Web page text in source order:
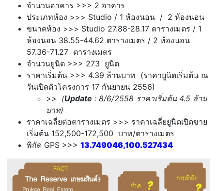
จำนวนอาคาร >>> 2 อาคาร
ประเภทห้อง >>> Studio / 1 ห้องนอน / 2 ห้องนอน
ขนาดห้อง >>> Studio 27.88-28.17 ตารางเมตร / 1
ห้องนอน 38.55-44.62 ตารางเมตร / 2 ห้องนอน
57.36-71.27 ตารางเมตร
จำนวนยูนิต >>> 273 ยูนิต
ราคาเริ่มต้น >>> 4.39 ล้านบาท (ราคายูนิตเริ่มต้น ณ
วันเปิดตัวโครงการ 17 กันยายน 2556)
>> (Update : 8/6/2558 ราคาเริ่มต้น 4.5 ล้าน
บาท)
ราคาเฉลี่ยต่อตารางเมตร >>> ราคาเฉลี่ยยูนิตเปิดขาย
เริ่มต้น 152,500-172,500 บาท/ตารางเมตร
พิกัด GPS >>> 13.749046,100.527434